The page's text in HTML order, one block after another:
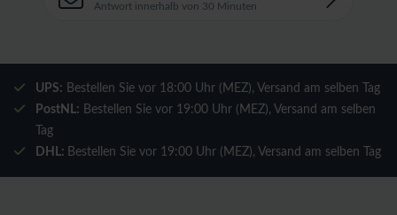
Antwort innerhalb von 30 Minuten
UPS: Bestellen Sie vor 18:00 Uhr (MEZ), Versand am selben Tag
PostNL: Bestellen Sie vor 19:00 Uhr (MEZ), Versand am selben
Tag
DHL: Bestellen Sie vor 19:00 Uhr (MEZ), Versand am selben Tag